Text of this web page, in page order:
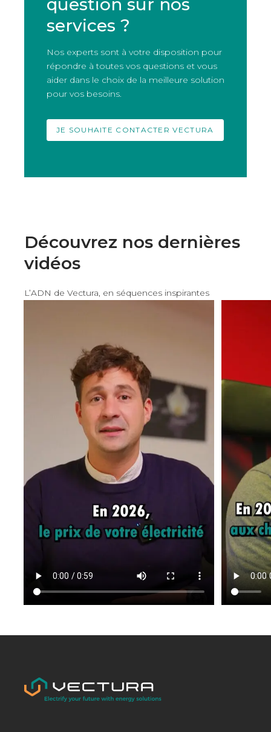
question sur nos
services ?
Nos experts sont à votre disposition pour
répondre à toutes vos questions et vous
aider dans le choix de la meilleure solution
pour vos besoins.
JE SOUHAITE CONTACTER VECTURA
Découvrez nos dernières
vidéos
L’ADN de Vectura, en séquences inspirantes